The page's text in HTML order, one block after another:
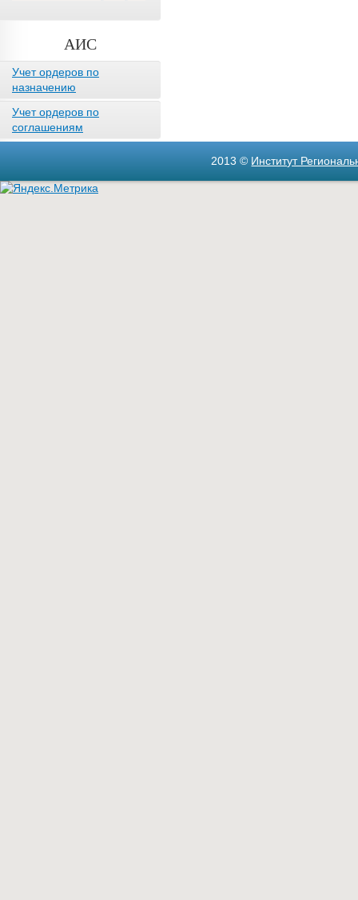
АИС
Учет ордеров по
назначению
Учет ордеров по
соглашениям
2013 © Институт